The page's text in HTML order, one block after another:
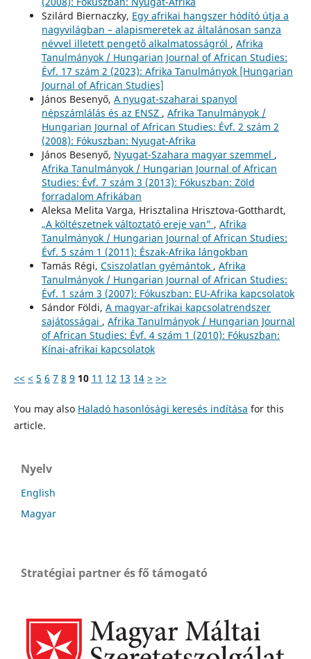
Szilárd Biernaczky, Egy afrikai hangszer hódító útja a
nagyvilágban – alapismeretek az általánosan sanza
névvel illetett pengető alkalmatosságról , Afrika
Tanulmányok / Hungarian Journal of African Studies:
Évf. 17 szám 2 (2023): Afrika Tanulmányok [Hungarian
Journal of African Studies]
János Besenyő, A nyugat-szaharai spanyol
népszámlálás és az ENSZ , Afrika Tanulmányok /
Hungarian Journal of African Studies: Évf. 2 szám 2
(2008): Fókuszban: Nyugat-Afrika
János Besenyő, Nyugat-Szahara magyar szemmel ,
Afrika Tanulmányok / Hungarian Journal of African
Studies: Évf. 7 szám 3 (2013): Fókuszban: Zöld
forradalom Afrikában
Aleksa Melita Varga, Hrisztalina Hrisztova-Gotthardt,
„A költészetnek változtató ereje van” , Afrika
Tanulmányok / Hungarian Journal of African Studies:
Évf. 5 szám 1 (2011): Észak-Afrika lángokban
Tamás Régi, Csiszolatlan gyémántok , Afrika
Tanulmányok / Hungarian Journal of African Studies:
Évf. 1 szám 3 (2007): Fókuszban: EU-Afrika kapcsolatok
Sándor Földi, A magyar-afrikai kapcsolatrendszer
sajátosságai , Afrika Tanulmányok / Hungarian Journal
of African Studies: Évf. 4 szám 1 (2010): Fókuszban:
Kínai-afrikai kapcsolatok
<< < 5 6 7 8 9 10 11 12 13 14 > >>
You may also Haladó hasonlósági keresés indítása for this
article.
Nyelv
English
Magyar
Stratégiai partner és fő támogató